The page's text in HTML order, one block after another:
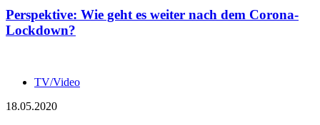
Perspektive: Wie geht es weiter nach dem Corona-
Lockdown?
TV/Video
18.05.2020